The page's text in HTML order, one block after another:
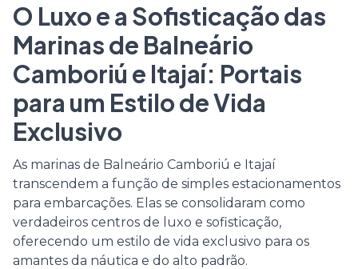
O Luxo e a Sofisticação das
Marinas de Balneário
Camboriú e Itajaí: Portais
para um Estilo de Vida
Exclusivo
As marinas de Balneário Camboriú e Itajaí
transcendem a função de simples estacionamentos
para embarcações. Elas se consolidaram como
verdadeiros centros de luxo e sofisticação,
oferecendo um estilo de vida exclusivo para os
amantes da náutica e do alto padrão.